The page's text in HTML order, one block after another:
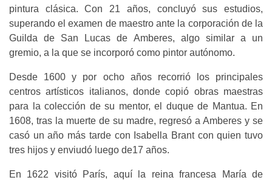
pintura clásica. Con 21 años, concluyó sus estudios,
superando el examen de maestro ante la corporación de la
Guilda de San Lucas de Amberes, algo similar a un
gremio, a la que se incorporó como pintor autónomo.
Desde 1600 y por ocho años recorrió los principales
centros artísticos italianos, donde copió obras maestras
para la colección de su mentor, el duque de Mantua. En
1608, tras la muerte de su madre, regresó a Amberes y se
casó un año más tarde con Isabella Brant con quien tuvo
tres hijos y enviudó luego de17 años.
En 1622 visitó París, aquí la reina francesa María de